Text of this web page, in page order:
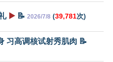
▶️ 📝 2026/7/8 (39,781次)
习高调核试射秀肌肉 📝